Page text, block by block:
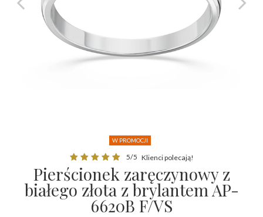
W PROMOCJI
5/5 Klienci polecają!
Pierścionek zaręczynowy z
białego złota z brylantem AP-
6620B F/VS